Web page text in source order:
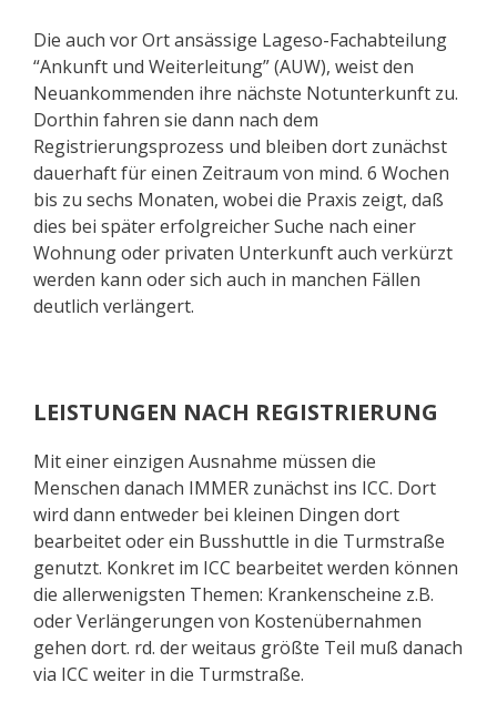
Die auch vor Ort ansässige Lageso-Fachabteilung
“Ankunft und Weiterleitung” (AUW), weist den
Neuankommenden ihre nächste Notunterkunft zu.
Dorthin fahren sie dann nach dem
Registrierungsprozess und bleiben dort zunächst
dauerhaft für einen Zeitraum von mind. 6 Wochen
bis zu sechs Monaten, wobei die Praxis zeigt, daß
dies bei später erfolgreicher Suche nach einer
Wohnung oder privaten Unterkunft auch verkürzt
werden kann oder sich auch in manchen Fällen
deutlich verlängert.
LEISTUNGEN NACH REGISTRIERUNG
Mit einer einzigen Ausnahme müssen die
Menschen danach IMMER zunächst ins ICC. Dort
wird dann entweder bei kleinen Dingen dort
bearbeitet oder ein Busshuttle in die Turmstraße
genutzt. Konkret im ICC bearbeitet werden können
die allerwenigsten Themen: Krankenscheine z.B.
oder Verlängerungen von Kostenübernahmen
gehen dort. rd. der weitaus größte Teil muß danach
via ICC weiter in die Turmstraße.